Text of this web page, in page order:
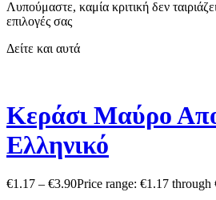
Λυπούμαστε, καμία κριτική δεν
επιλογές σας
Δείτε και αυτά
Κεράσι Μαύρο
Ελληνικό
€1.17 – €3.90Price range: €1.17 through